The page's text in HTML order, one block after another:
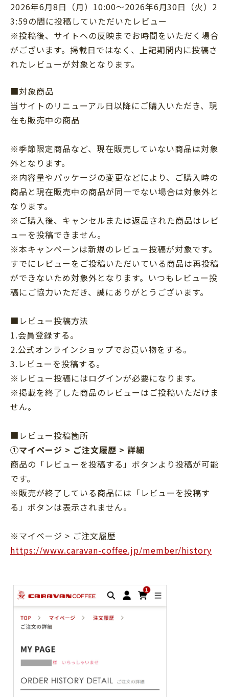
2026年6月8日（月）10:00～2026年6月30日（火）2
3:59の間に投稿していただいたレビュー
※投稿後、サイトへの反映までお時間をいただく場合
がございます。掲載日ではなく、上記期間内に投稿さ
れたレビューが対象となります。
■対象商品
当サイトのリニューアル日以降にご購入いただき、現
在も販売中の商品
※季節限定商品など、現在販売していない商品は対象
外となります。
※内容量やパッケージの変更などにより、ご購入時の
商品と現在販売中の商品が同一でない場合は対象外と
なります。
※ご購入後、キャンセルまたは返品された商品はレビ
ューを投稿できません。
※本キャンペーンは新規のレビュー投稿が対象です。
すでにレビューをご投稿いただいている商品は再投稿
ができないため対象外となります。いつもレビュー投
稿にご協力いただき、誠にありがとうございます。
■レビュー投稿方法
1.会員登録する。
2.公式オンラインショップでお買い物をする。
3.レビューを投稿する。
※レビュー投稿にはログインが必要になります。
※掲載を終了した商品のレビューはご投稿いただけま
せん。
■レビュー投稿箇所
①マイページ > ご注文履歴 > 詳細
商品の「レビューを投稿する」ボタンより投稿が可能
です。
※販売が終了している商品には「レビューを投稿す
る」ボタンは表示されません。
※マイページ > ご注文履歴
https://www.caravan-coffee.jp/member/history